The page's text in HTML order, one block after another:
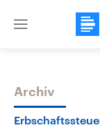
Close
Themen
Archiv